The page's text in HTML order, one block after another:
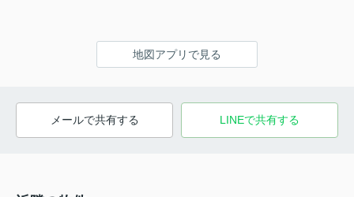
地図アプリで見る
メールで共有する LINEで共有する